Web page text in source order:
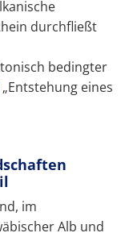
durchfließt
bedingter
„Entstehung eines
im
Alb und